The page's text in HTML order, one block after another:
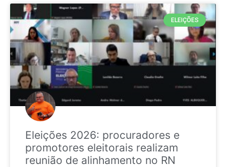
ELEIÇÕES
Eleições 2026: procuradores e
promotores eleitorais realizam
reunião de alinhamento no RN